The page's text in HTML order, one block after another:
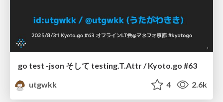
go test -json そして testing.T.Attr / Kyoto.go #63
utgwkk
4 2.6k